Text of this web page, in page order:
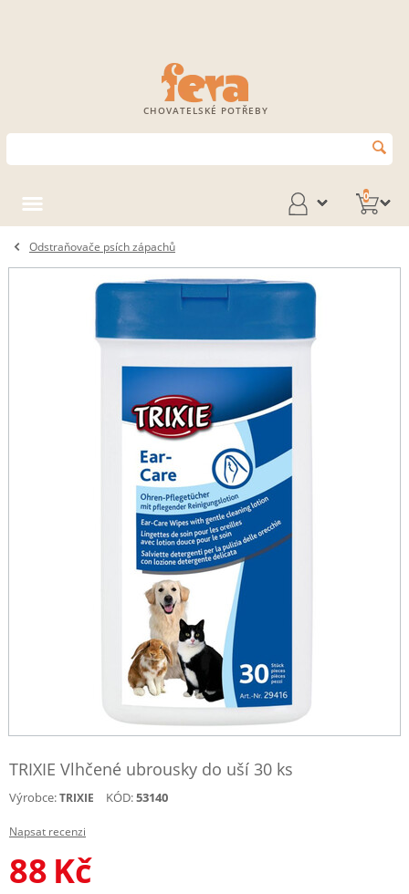
CHOVATELSKÉ POTŘEBY
0
Odstraňovače psích zápachů
TRIXIE Vlhčené ubrousky do uší 30 ks
Výrobce:TRIXIE KÓD:53140
Napsat recenzi
88 Kč